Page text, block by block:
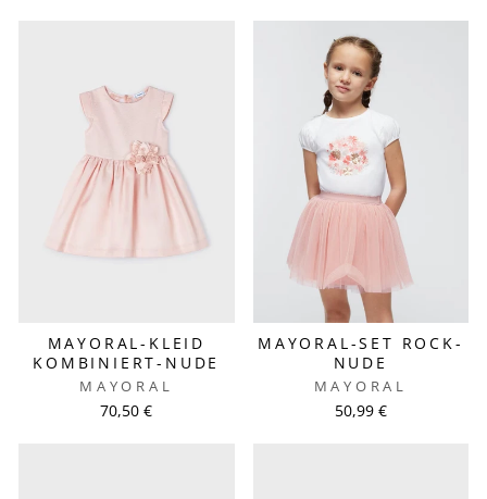
MAYORAL-KLEID
KOMBINIERT-NUDE
MAYORAL
70,50 €
MAYORAL-SET ROCK-
NUDE
MAYORAL
50,99 €